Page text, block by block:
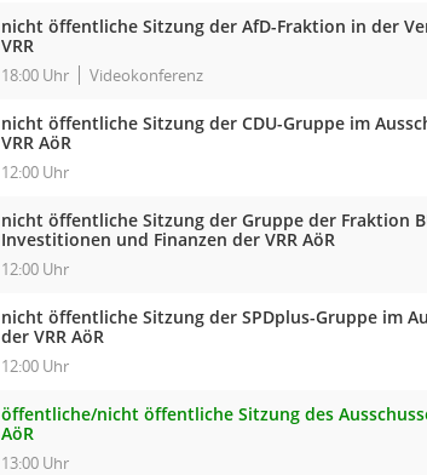
nicht öffentliche Sitzung der AfD-Fraktion in der
VRR
18:00 Uhr Videokonferenz
nicht öffentliche Sitzung der CDU-Gruppe im
VRR AöR
12:00 Uhr
nicht öffentliche Sitzung der Gruppe der Fraktion
Investitionen und Finanzen der VRR AöR
12:00 Uhr
nicht öffentliche Sitzung der SPDplus-Gruppe im
der VRR AöR
12:00 Uhr
öffentliche/nicht öffentliche Sitzung des
AöR
13:00 Uhr